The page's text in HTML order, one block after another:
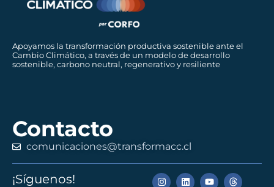
Apoyamos la transformación productiva sostenible ante el
Cambio Climático, a través de un modelo de desarrollo
sostenible, carbono neutral, regenerativo y resiliente
Contacto
comunicaciones@transformacc.cl
¡Síguenos!